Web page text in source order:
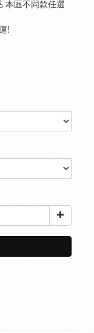
本區不同款任選
!